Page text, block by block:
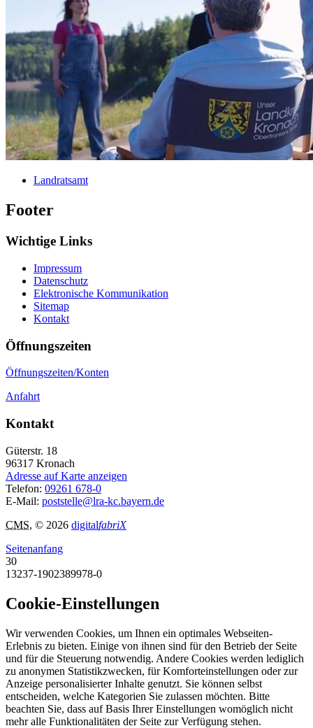
Landratsamt
Footer
Wichtige Links
Impressum
Datenschutz
Elektronische Kommunikation
Sitemap
Kontakt
Öffnungszeiten
Öffnungszeiten/Konten
Anfahrt
Kontakt
Güterstr. 18
96317 Kronach
Adresse auf Karte anzeigen
Telefon: 09261 678-0
E-Mail: poststelle@lra-kc.bayern.de
CMS, © 2026 digitalfabriX
Seitenanfang
30
13237-1902389978-0
Cookie-Einstellungen
Wir verwenden Cookies, um Ihnen ein optimales Webseiten-
Erlebnis zu bieten. Einige von ihnen sind für den Betrieb der Seite
und für die Steuerung notwendig. Andere Cookies werden lediglich
zu anonymen Statistikzwecken, für Komforteinstellungen oder zur
Anzeige personalisierter Inhalte genutzt. Sie können selbst
entscheiden, welche Kategorien Sie zulassen möchten. Bitte
beachten Sie, dass auf Basis Ihrer Einstellungen womöglich nicht
mehr alle Funktionalitäten der Seite zur Verfügung stehen.